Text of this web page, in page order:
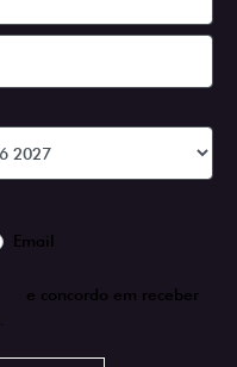
Email
e concordo em receber